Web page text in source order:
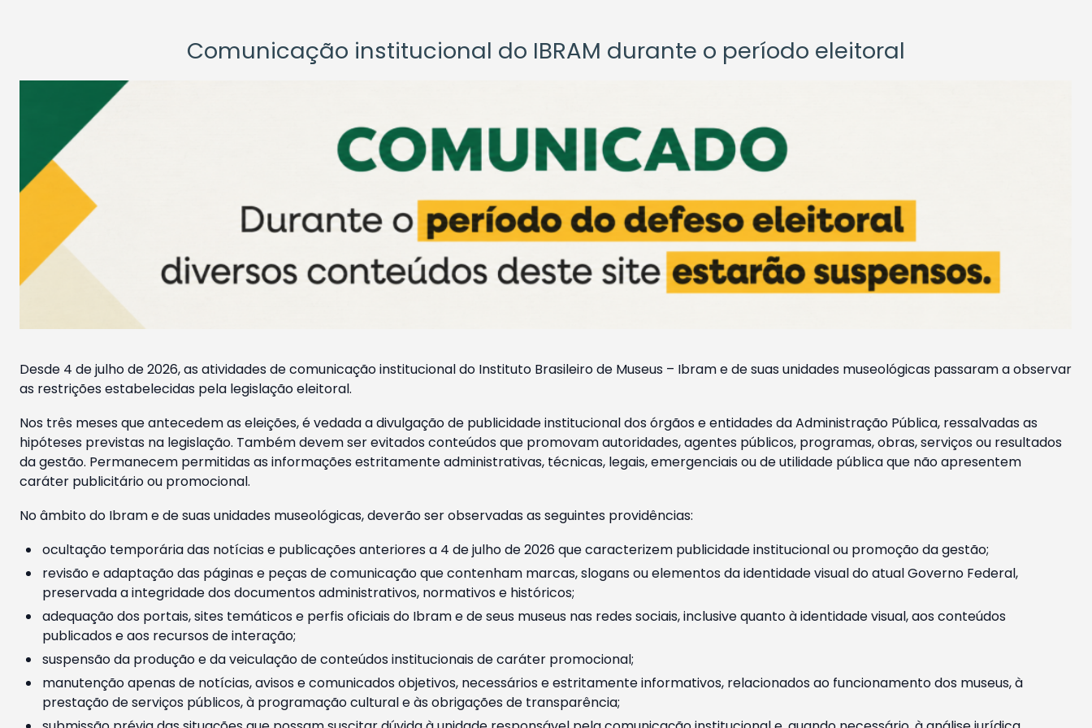
Comunicação institucional do IBRAM durante o período eleitoral
Desde 4 de julho de 2026, as atividades de comunicação institucional do Instituto Brasileiro de Museus – Ibram e de suas unidades museológicas passaram a observar
as restrições estabelecidas pela legislação eleitoral.
Nos três meses que antecedem as eleições, é vedada a divulgação de publicidade institucional dos órgãos e entidades da Administração Pública, ressalvadas as
hipóteses previstas na legislação. Também devem ser evitados conteúdos que promovam autoridades, agentes públicos, programas, obras, serviços ou resultados
da gestão. Permanecem permitidas as informações estritamente administrativas, técnicas, legais, emergenciais ou de utilidade pública que não apresentem
caráter publicitário ou promocional.
No âmbito do Ibram e de suas unidades museológicas, deverão ser observadas as seguintes providências:
ocultação temporária das notícias e publicações anteriores a 4 de julho de 2026 que caracterizem publicidade institucional ou promoção da gestão;
revisão e adaptação das páginas e peças de comunicação que contenham marcas, slogans ou elementos da identidade visual do atual Governo Federal,
preservada a integridade dos documentos administrativos, normativos e históricos;
adequação dos portais, sites temáticos e perfis oficiais do Ibram e de seus museus nas redes sociais, inclusive quanto à identidade visual, aos conteúdos
publicados e aos recursos de interação;
suspensão da produção e da veiculação de conteúdos institucionais de caráter promocional;
manutenção apenas de notícias, avisos e comunicados objetivos, necessários e estritamente informativos, relacionados ao funcionamento dos museus, à
prestação de serviços públicos, à programação cultural e às obrigações de transparência;